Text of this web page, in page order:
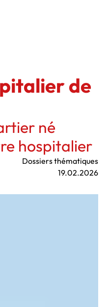
de
né
hospitalier
Dossiers thématiques
19.02.2026